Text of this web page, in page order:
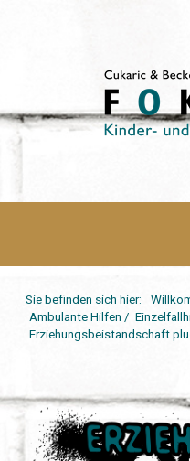
Sie befinden sich hier:
Ambulante Hilfen /
Erziehungsbeistandschaft